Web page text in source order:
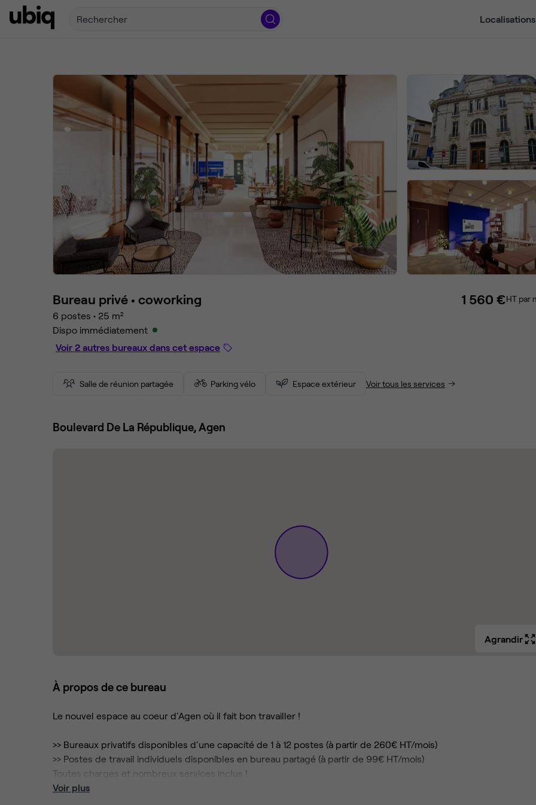
Rechercher Localisations
Bureau privé • coworking
6 postes • 25 m²
Dispo immédiatement
Voir 2 autres bureaux dans cet espace
1 560 €HT par
Salle de réunion partagée Parking vélo Espace extérieur Voir tous les services
Boulevard De La République, Agen
Agrandir
À propos de ce bureau
Le nouvel espace au coeur d'Agen où il fait bon travailler !
>> Bureaux privatifs disponibles d'une capacité de 1 à 12 postes (à partir de 260€ HT/mois)
>> Postes de travail individuels disponibles en bureau partagé (à partir de 99€ HT/mois)
Toutes charges et nombreux services inclus !
Voir plus